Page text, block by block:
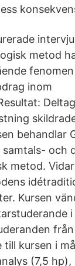
metod
inom
behandlar
och
metod.
Kursen
i
kursen i
(7,5 hp),